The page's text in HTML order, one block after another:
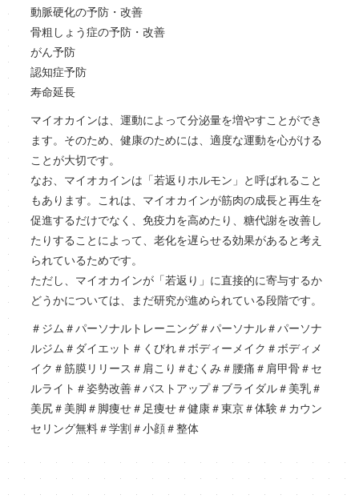
動脈硬化の予防・改善
骨粗しょう症の予防・改善
がん予防
認知症予防
寿命延長
マイオカインは、運動によって分泌量を増やすことができ
ます。そのため、健康のためには、適度な運動を心がける
ことが大切です。
なお、マイオカインは「若返りホルモン」と呼ばれること
もあります。これは、マイオカインが筋肉の成長と再生を
促進するだけでなく、免疫力を高めたり、糖代謝を改善し
たりすることによって、老化を遅らせる効果があると考え
られているためです。
ただし、マイオカインが「若返り」に直接的に寄与するか
どうかについては、まだ研究が進められている段階です。
＃ジム＃パーソナルトレーニング＃パーソナル＃パーソナ
ルジム＃ダイエット＃くびれ＃ボディーメイク＃ボディメ
イク＃筋膜リリース＃肩こり＃むくみ＃腰痛＃肩甲骨＃セ
ルライト＃姿勢改善＃バストアップ＃ブライダル＃美乳＃
美尻＃美脚＃脚痩せ＃足痩せ＃健康＃東京＃体験＃カウン
セリング無料＃学割＃小顔＃整体